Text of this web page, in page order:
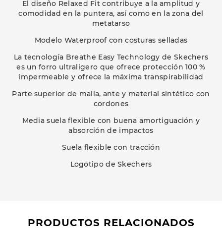
El diseño Relaxed Fit contribuye a la amplitud y
comodidad en la puntera, así como en la zona del
metatarso
Modelo Waterproof con costuras selladas
La tecnología Breathe Easy Technology de Skechers
es un forro ultraligero que ofrece protección 100 %
impermeable y ofrece la máxima transpirabilidad
Parte superior de malla, ante y material sintético con
cordones
Media suela flexible con buena amortiguación y
absorción de impactos
Suela flexible con tracción
Logotipo de Skechers
PRODUCTOS RELACIONADOS